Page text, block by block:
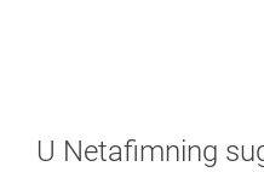
U Netafimning